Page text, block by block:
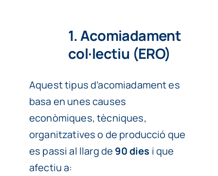
1. Acomiadament
col·lectiu (ERO)
Aquest tipus d’acomiadament es
basa en unes causes
econòmiques, tècniques,
organitzatives o de producció que
es passi al llarg de 90 dies i que
afectiu a: